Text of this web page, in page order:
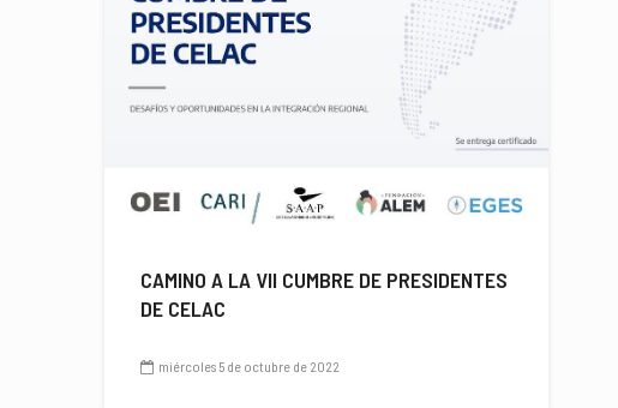
CAMINO A LA VII CUMBRE DE PRESIDENTES
DE CELAC
miércoles 5 de octubre de 2022